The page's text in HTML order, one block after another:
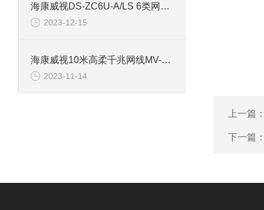
海康威视DS-ZC6U-A/LS 6类网线Cat6非屏蔽双绞线
2023-12-15
海康威视10米高柔千兆网线MV-ACC-01-1102-10m
2023-11-14
上一篇
下一篇